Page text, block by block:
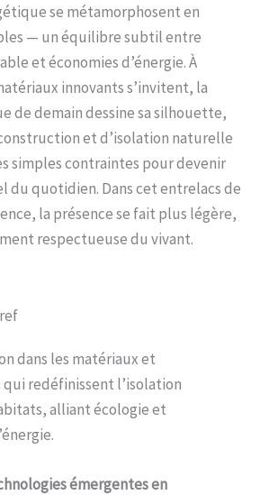
se métamorphosent en
— un équilibre subtil entre
et économies d’énergie. À
innovants s’invitent, la
de demain dessine sa silhouette,
et d’isolation naturelle
simples contraintes pour devenir
du quotidien. Dans cet entrelacs de
la présence se fait plus légère,
respectueuse du vivant.
dans les matériaux et
redéfinissent l’isolation
alliant écologie et
émergentes en